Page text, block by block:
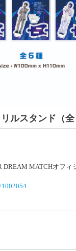
ルスタンド（全
DREAM MATCHオフィ